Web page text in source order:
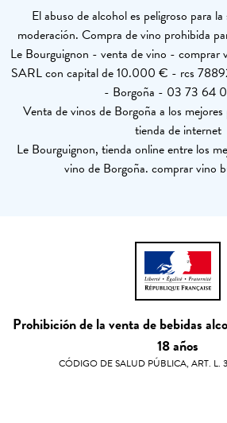
El abuso de alcohol es peligroso para
moderación. Compra de vino prohibida
Le Bourguignon - venta de vino - comprar
SARL con capital de 10.000 € - rcs
- Borgoña - 03 73 64
Venta de vinos de Borgoña a los
tienda de internet
Le Bourguignon, tienda online entre los
vino de Borgoña. comprar vino
Prohibición de la venta de bebidas
18 años
CÓDIGO DE SALUD PÚBLICA, ART. L.